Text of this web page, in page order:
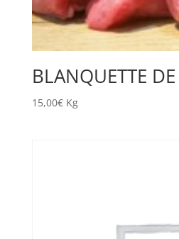
BLANQUETTE
15,00€ Kg